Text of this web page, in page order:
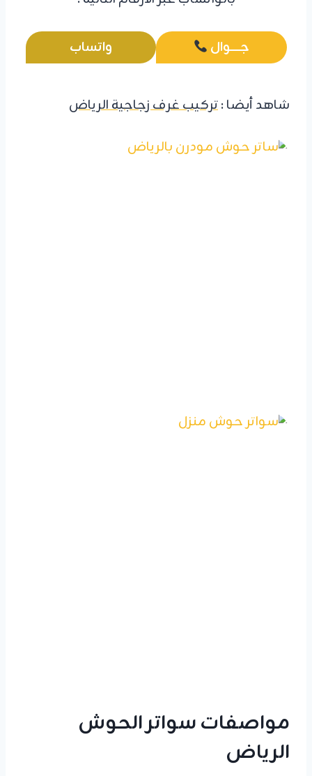
جـــــــوال واتساب
شاهد أيضا :تركيب غرف زجاجية الرياض
مواصفات سواتر الحوش
الرياض